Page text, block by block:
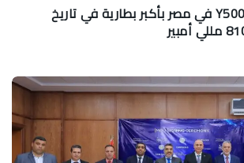
vivo تطلق هاتف Y500 في مصر بأكبر بطارية في تاريخ